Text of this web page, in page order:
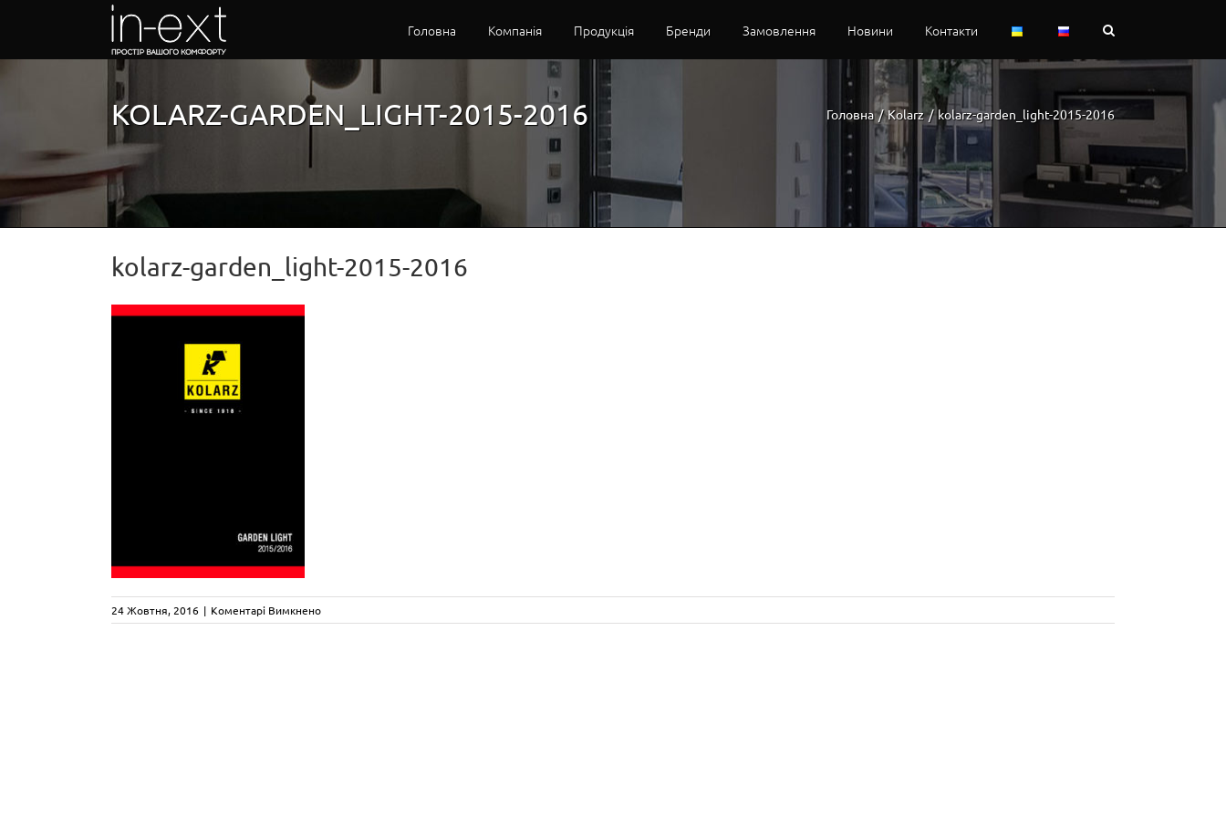
Головна Компанія Продукція Бренди Замовлення Новини Контакти
KOLARZ-GARDEN_LIGHT-2015-2016 Головна / Kolarz / kolarz-garden_light-2015-2016
kolarz-garden_light-2015-2016
24 Жовтня, 2016 | Коментарі Вимкненодо
kolarz-